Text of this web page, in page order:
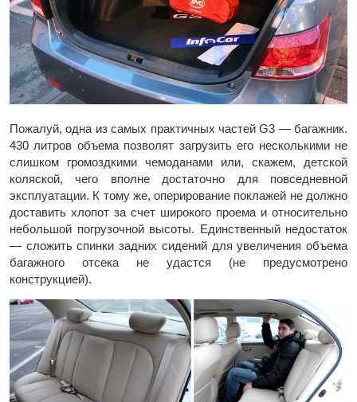
Пожалуй, одна из самых практичных частей G3 — багажник.
430 литров объема позволят загрузить его несколькими не
слишком громоздкими чемоданами или, скажем, детской
коляской, чего вполне достаточно для повседневной
эксплуатации. К тому же, оперирование поклажей не должно
доставить хлопот за счет широкого проема и относительно
небольшой погрузочной высоты. Единственный недостаток
— сложить спинки задних сидений для увеличения объема
багажного отсека не удастся (не предусмотрено
конструкцией).